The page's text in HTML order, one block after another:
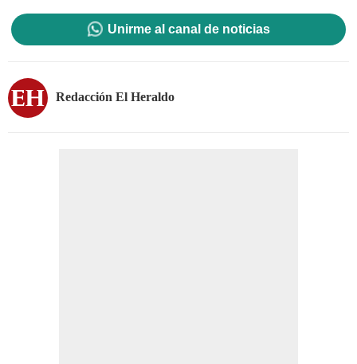
Unirme al canal de noticias
Redacción El Heraldo